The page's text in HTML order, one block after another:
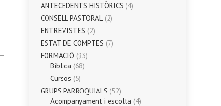
ANTECEDENTS HISTÒRICS (4)
CONSELL PASTORAL (2)
ENTREVISTES (2)
ESTAT DE COMPTES (7)
FORMACIÓ (93)
Bíblica (68)
Cursos (5)
GRUPS PARROQUIALS (52)
Acompanyament i escolta (4)